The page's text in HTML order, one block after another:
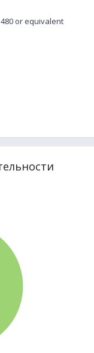
or equivalent